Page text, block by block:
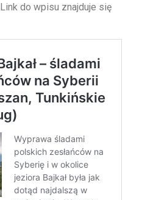
Link do wpisu znajduje się